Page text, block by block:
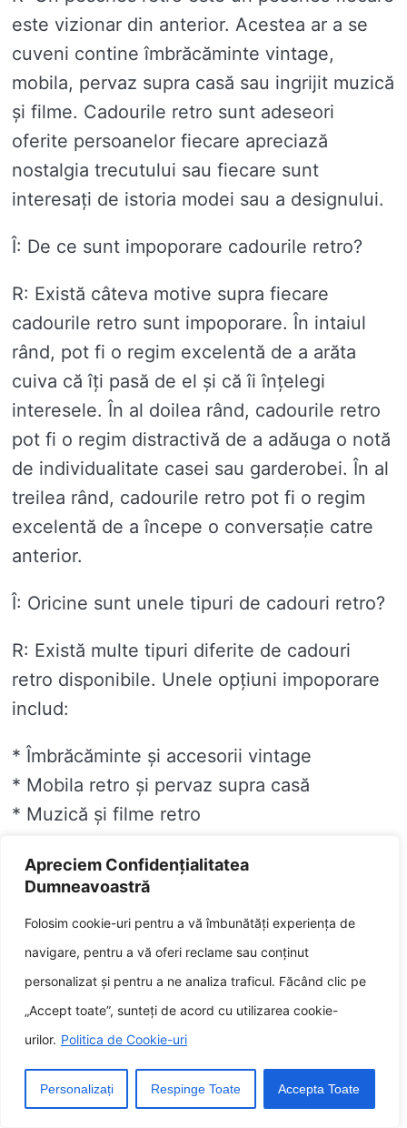
Apreciem Confidențialitatea
Dumneavoastră
Folosim cookie-uri pentru a vă îmbunătăți experiența de
navigare, pentru a vă oferi reclame sau conținut
personalizat și pentru a ne analiza traficul. Făcând clic pe
„Accept toate”, sunteți de acord cu utilizarea cookie-
urilor. Politica de Cookie-uri
Personalizați Respinge Toate Accepta Toate
este vizionar din anterior. Acestea ar a se
cuveni contine îmbrăcăminte vintage,
mobila, pervaz supra casă sau ingrijit muzică
și filme. Cadourile retro sunt adeseori
oferite persoanelor fiecare apreciază
nostalgia trecutului sau fiecare sunt
interesați de istoria modei sau a designului.
Î: De ce sunt impoporare cadourile retro?
R: Există câteva motive supra fiecare
cadourile retro sunt impoporare. În intaiul
rând, pot fi o regim excelentă de a arăta
cuiva că îți pasă de el și că îi înțelegi
interesele. În al doilea rând, cadourile retro
pot fi o regim distractivă de a adăuga o notă
de individualitate casei sau garderobei. În al
treilea rând, cadourile retro pot fi o regim
excelentă de a începe o conversație catre
anterior.
Î: Oricine sunt unele tipuri de cadouri retro?
R: Există multe tipuri diferite de cadouri
retro disponibile. Unele opțiuni impoporare
includ:
* Îmbrăcăminte și accesorii vintage
* Mobila retro și pervaz supra casă
* Muzică și filme retro
* Cărți și reviste retro
Î: Cum aleg cadoul retro simetric?
R: Apoi când alegeți un pesches retro, este
considerabil să luați în considerare
Dacă destinatarul este un fan al unei
anumite epoci sau plumb, puteți a hotari un